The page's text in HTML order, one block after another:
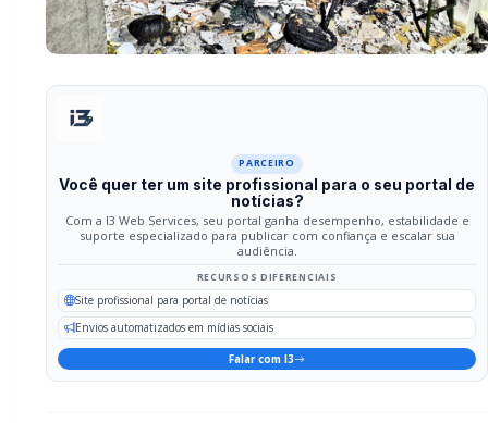
Envios automatizados em mídias sociais
Falar com I3
Compartilhar
Twitter
Relacionadas